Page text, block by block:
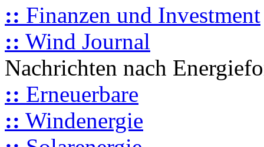
:: Finanzen und Investment
:: Wind Journal
Nachrichten nach
:: Erneuerbare
:: Windenergie